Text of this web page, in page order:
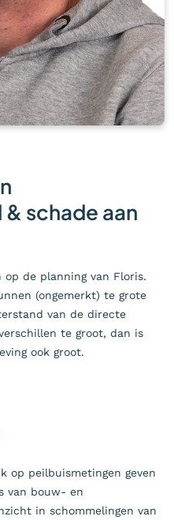
schade aan
op de planning van Floris.
(ongemerkt) te grote
van de directe
te groot, dan is
ook groot.
op peilbuismetingen geven
van bouw- en
in schommelingen van